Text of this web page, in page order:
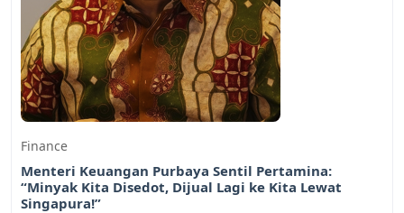
Finance
Menteri Keuangan Purbaya Sentil Pertamina:
“Minyak Kita Disedot, Dijual Lagi ke Kita Lewat
Singapura!”